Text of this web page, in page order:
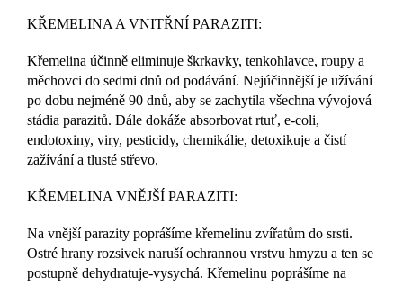
KŘEMELINA A VNITŘNÍ PARAZITI:
Křemelina účinně eliminuje škrkavky, tenkohlavce, roupy a
měchovci do sedmi dnů od podávání. Nejúčinnější je užívání
po dobu nejméně 90 dnů, aby se zachytila všechna vývojová
stádia parazitů. Dále dokáže absorbovat rtuť, e-coli,
endotoxiny, viry, pesticidy, chemikálie, detoxikuje a čistí
zažívání a tlusté střevo.
KŘEMELINA VNĚJŠÍ PARAZITI:
Na vnější parazity poprášíme křemelinu zvířatům do srsti.
Ostré hrany rozsivek naruší ochrannou vrstvu hmyzu a ten se
postupně dehydratuje-vysychá. Křemelinu poprášíme na